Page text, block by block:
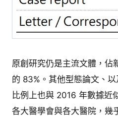
原創研究仍是主流文體，佔
的 83%。其他型態論文、
比例上也與 2016 年數據近
各大醫學會與各大醫院，幾